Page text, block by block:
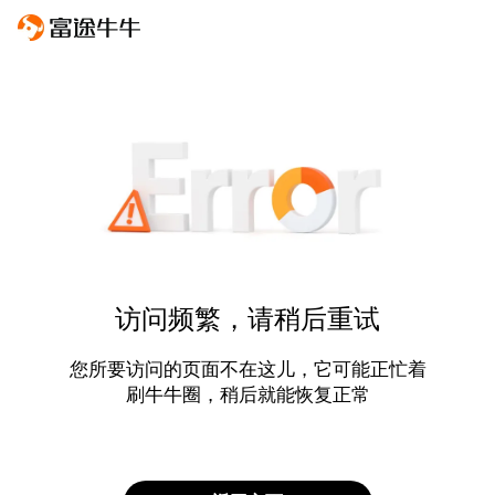
访问频繁，请稍后重试
您所要访问的页面不在这儿，它可能正忙着
刷牛牛圈，稍后就能恢复正常